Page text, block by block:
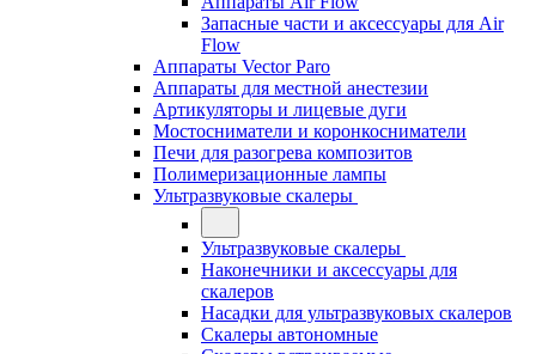
Запасные части и аксессуары для Air
Flow
Аппараты Vector Paro
Аппараты для местной анестезии
Артикуляторы и лицевые дуги
Мостосниматели и коронкосниматели
Печи для разогрева композитов
Полимеризационные лампы
Ультразвуковые скалеры
Ультразвуковые скалеры
Наконечники и аксессуары для
скалеров
Насадки для ультразвуковых скалеров
Скалеры автономные